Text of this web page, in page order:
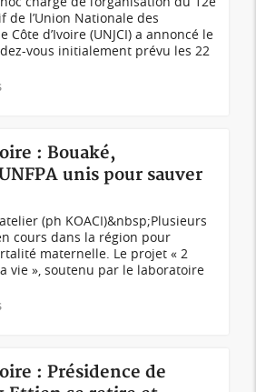
de l’Union Nationale des
Côte d’Ivoire (UNJCI) a annoncé le
vous initialement prévu les 22
: Bouaké,
unis pour sauver
(ph KOACI)&nbsp;Plusieurs
cours dans la région pour
maternelle. Le projet « 2
vie », soutenu par le laboratoire
: Présidence de